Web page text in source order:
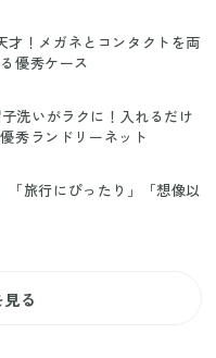
才！メガネとコンタクトを両
優秀ケース
子洗いがラクに！入れるだけ
秀ランドリーネット
「旅行にぴったり」「想像以
る